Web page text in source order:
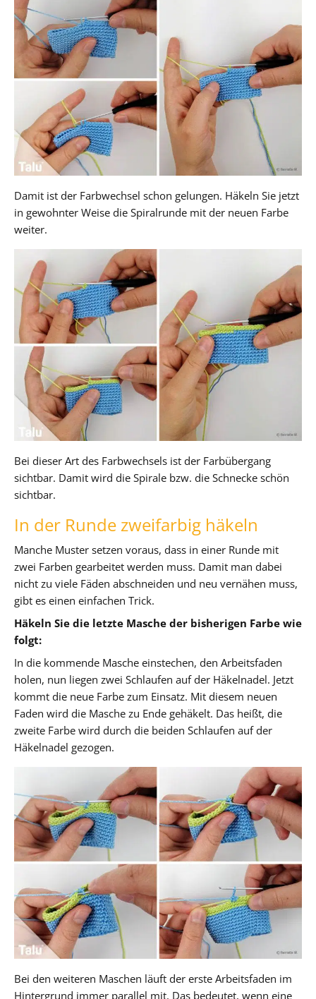
Damit ist der Farbwechsel schon gelungen. Häkeln Sie jetzt
in gewohnter Weise die Spiralrunde mit der neuen Farbe
weiter.
Bei dieser Art des Farbwechsels ist der Farbübergang
sichtbar. Damit wird die Spirale bzw. die Schnecke schön
sichtbar.
In der Runde zweifarbig häkeln
Manche Muster setzen voraus, dass in einer Runde mit
zwei Farben gearbeitet werden muss. Damit man dabei
nicht zu viele Fäden abschneiden und neu vernähen muss,
gibt es einen einfachen Trick.
Häkeln Sie die letzte Masche der bisherigen Farbe wie
folgt:
In die kommende Masche einstechen, den Arbeitsfaden
holen, nun liegen zwei Schlaufen auf der Häkelnadel. Jetzt
kommt die neue Farbe zum Einsatz. Mit diesem neuen
Faden wird die Masche zu Ende gehäkelt. Das heißt, die
zweite Farbe wird durch die beiden Schlaufen auf der
Häkelnadel gezogen.
Bei den weiteren Maschen läuft der erste Arbeitsfaden im
Hintergrund immer parallel mit. Das bedeutet, wenn eine